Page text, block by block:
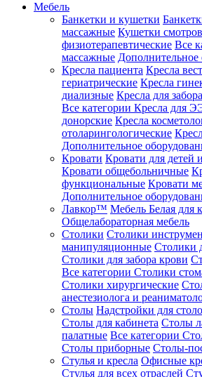
Мебель
Банкетки и кушетки
массажные Кушетки
физиотерапевтические Все
массажные Дополнительное
Кресла пациента Кресла
гериатрические Кресла
диализные Кресла для
Все категории Кресла для
донорские Кресла
отоларингологические
Дополнительное
Кровати Кровати для детей
Кровати общебольничные
функциональные Кровати
Дополнительное
Лавкор™ Мебель Белая для
Общелабораторная мебель
Столики Столики
манипуляционные Столики
Столики для забора крови
Все категории Столики
Столики хирургические
анестезиолога и
Столы Надстройки для
Столы для кабинета Столы
палатные Все категории
Столы приборные Столы-
Стулья и кресла Офисные
Стулья для всех отраслей